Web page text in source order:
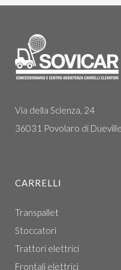
Via della Scienza, 24
36031 Povolaro di
CARRELLI
Transpallet
Stoccatori
Trattori elettrici
Frontali elettrici